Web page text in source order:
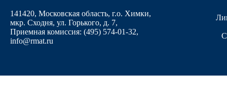
141420, Московская область, г.о. Химки,
мкр. Сходня, ул. Горького, д. 7,
Приемная комиссия: (495) 574-01-32,
info@rmat.ru